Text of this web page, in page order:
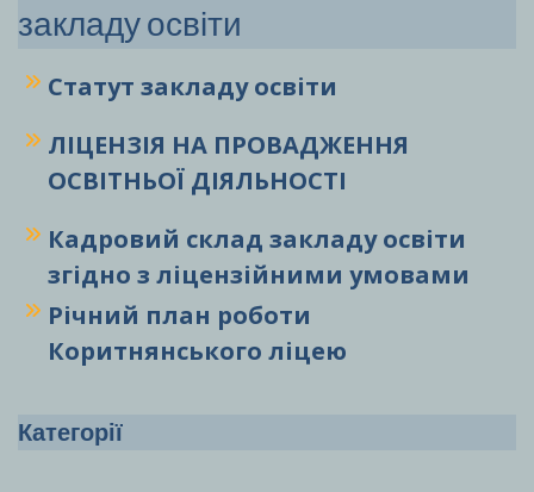
закладу освіти
Статут закладу освіти
ЛІЦЕНЗІЯ НА ПРОВАДЖЕННЯ
ОСВІТНЬОЇ ДІЯЛЬНОСТІ
Кадровий склад закладу освіти
згідно з ліцензійними умовами
Річний план роботи
Коритнянського ліцею
Категорії